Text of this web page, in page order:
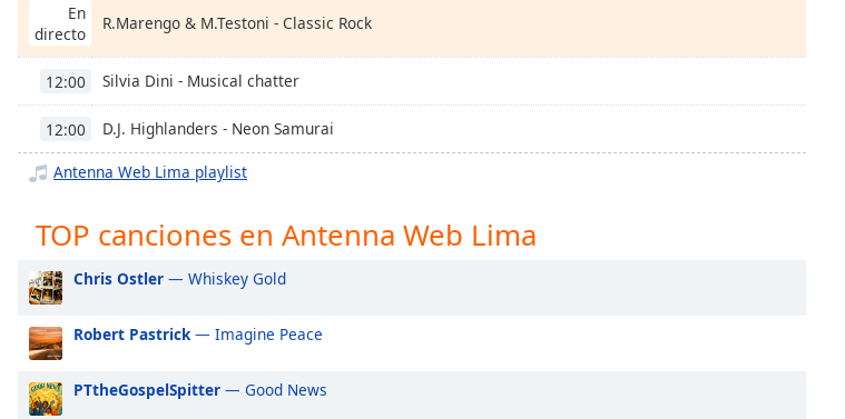
Descriptions
descriptions
off,
selected
opens
settings
dialog
subtitles
off
selected
En
directo
R.Marengo & M.Testoni - Classic Rock
12:00 Silvia Dini - Musical chatter
12:00 D.J. Highlanders - Neon Samurai
Antenna Web Lima playlist
TOP canciones en Antenna Web Lima
Chris Ostler — Whiskey Gold
Robert Pastrick— Imagine Peace
PTtheGospelSpitter — Good News